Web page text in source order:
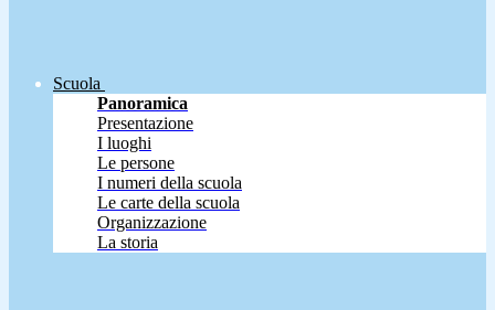
Scuola
Panoramica
Presentazione
I luoghi
Le persone
I numeri della scuola
Le carte della scuola
Organizzazione
La storia